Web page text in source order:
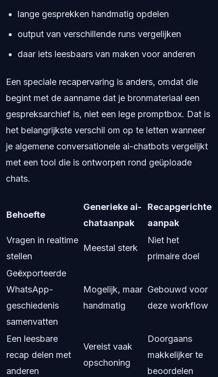
lange gesprekken handmatig opdelen
output van verschillende runs vergelijken
daar iets leesbaars van maken voor anderen
Een speciale recapervaring is anders, omdat die
begint met de aanname dat je bronmateriaal een
gespreksarchief is, niet een lege promptbox. Dat is
het belangrijkste verschil om op te letten wanneer
je algemene conversationele ai-chatbots vergelijkt
met een tool die is ontworpen rond geüploade
chats.
Behoefte
Generieke ai-
chataanpak
Recapgerichte
aanpak
Vragen in realtime
stellen
Meestal sterk
Niet het
primaire doel
Geëxporteerde
WhatsApp-
geschiedenis
samenvatten
Mogelijk, maar
handmatig
Gebouwd voor
deze workflow
Een leesbare
recap delen met
anderen
Vereist vaak
opschoning
Doorgaans
makkelijker te
beoordelen